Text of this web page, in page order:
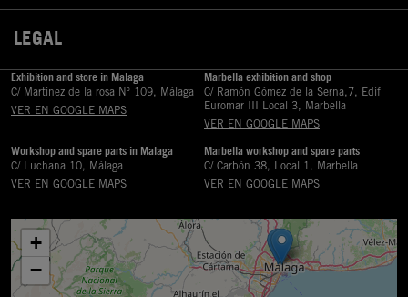
LEGAL
Exhibition and store in Malaga
C/ Martinez de la rosa Nº 109, Málaga
VER EN GOOGLE MAPS
Marbella exhibition and shop
C/ Ramón Gómez de la Serna,7, Edif
Euromar III Local 3, Marbella
VER EN GOOGLE MAPS
Workshop and spare parts in Malaga
C/ Luchana 10, Málaga
VER EN GOOGLE MAPS
Marbella workshop and spare parts
C/ Carbón 38, Local 1, Marbella
VER EN GOOGLE MAPS
+
−